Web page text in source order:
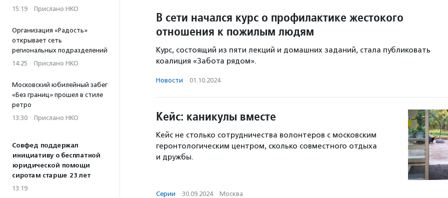
15:19 · Прислано НКО
Организация «Радость»
открывает сеть
региональных подразделений
14:25 · Прислано НКО
Московский юбилейный забег
«Без границ» прошел в стиле
ретро
13:30 · Прислано НКО
Совфед поддержал
инициативу о бесплатной
юридической помощи
сиротам старше 23 лет
13:19
В сети начался курс о профилактике жестокого
отношения к пожилым людям
Курс, состоящий из пяти лекций и домашних заданий, стала публиковать
коалиция «Забота рядом».
Новости · 01.10.2024
Кейс: каникулы вместе
Кейс не столько сотрудничества волонтеров с московским
геронтологическим центром, сколько совместного отдыха
и дружбы.
Серии · 30.09.2024 · Москва